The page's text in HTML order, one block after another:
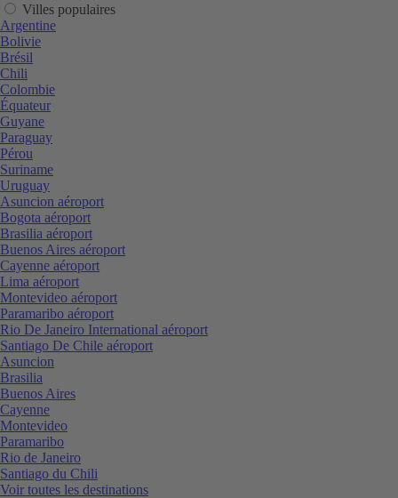
Villes populaires
Argentine
Bolivie
Brésil
Chili
Colombie
Équateur
Guyane
Paraguay
Pérou
Suriname
Uruguay
Asuncion aéroport
Bogota aéroport
Brasilia aéroport
Buenos Aires aéroport
Cayenne aéroport
Lima aéroport
Montevideo aéroport
Paramaribo aéroport
Rio De Janeiro International aéroport
Santiago De Chile aéroport
Asuncion
Brasilia
Buenos Aires
Cayenne
Montevideo
Paramaribo
Rio de Janeiro
Santiago du Chili
Voir toutes les destinations